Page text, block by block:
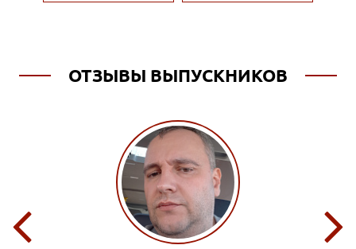
ОТЗЫВЫ ВЫПУСКНИКОВ